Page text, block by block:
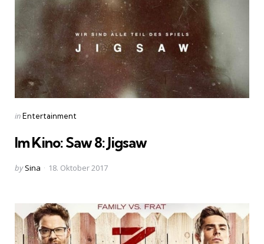
Categories
Posted
inEntertainment
Im Kino: Saw 8: Jigsaw
Posted
by Sina 18. Oktober 2017